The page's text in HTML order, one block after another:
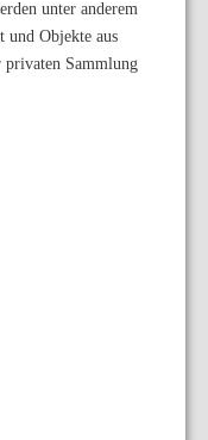
unter anderem
und Objekte aus
Sammlung